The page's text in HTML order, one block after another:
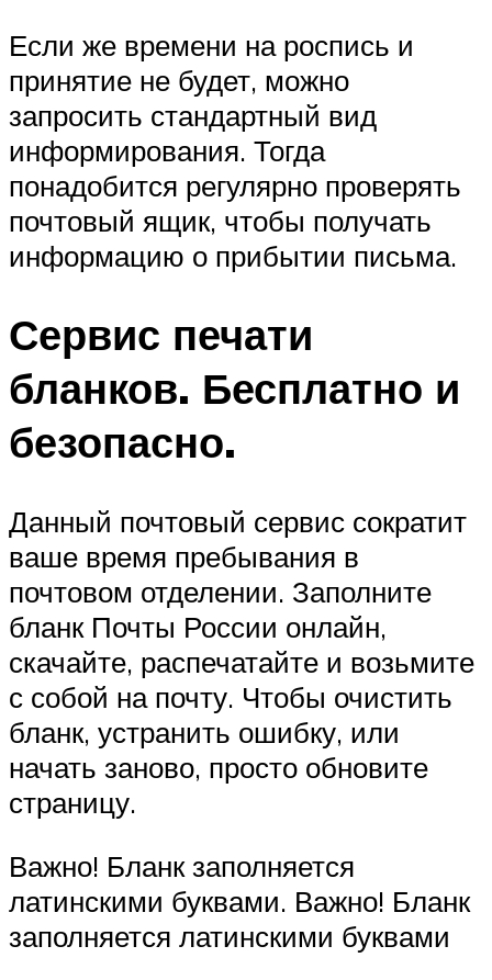
Если же времени на роспись и
принятие не будет, можно
запросить стандартный вид
информирования. Тогда
понадобится регулярно проверять
почтовый ящик, чтобы получать
информацию о прибытии письма.
Сервис печати
бланков. Бесплатно и
безопасно.
Данный почтовый сервис сократит
ваше время пребывания в
почтовом отделении. Заполните
бланк Почты России онлайн,
скачайте, распечатайте и возьмите
с собой на почту. Чтобы очистить
бланк, устранить ошибку, или
начать заново, просто обновите
страницу.
Важно! Бланк заполняется
латинскими буквами. Важно! Бланк
заполняется латинскими буквами